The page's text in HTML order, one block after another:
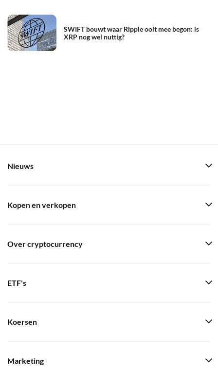
SWIFT bouwt waar Ripple ooit mee begon: is
XRP nog wel nuttig?
Nieuws
Kopen en verkopen
Over cryptocurrency
ETF's
Koersen
Marketing